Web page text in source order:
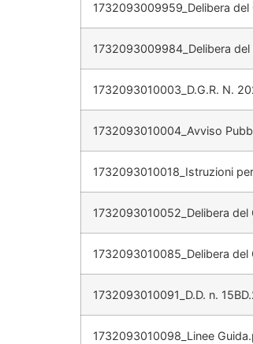
1732093009959_Delibera
1732093009984_Delibera
1732093010003_D.G.R. N.
1732093010004_Avviso
1732093010018_Istruzioni
1732093010052_Delibera
1732093010085_Delibera
1732093010091_D.D. n.
1732093010098_Linee